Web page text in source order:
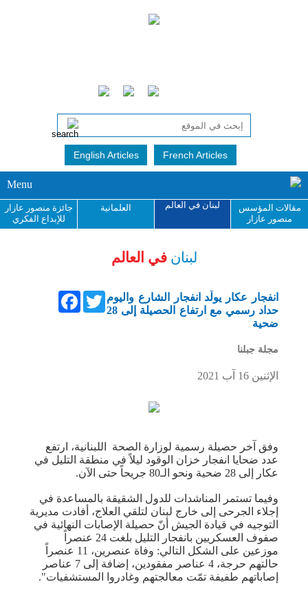
English Articles French Articles
Menu
مقالات المؤسس
منصور عازار
لبنان في العالم العلمانية
جائزة منصور عازار
للإبداع الفكري
لبنان في العالم
FacebookTwitter انفجار عكار يولّد انفجار الشارع واليوم
حداد رسمي مع ارتفاع الحصيلة إلى 28
ضحية
مجلة جبلنا
الإثنين 16 آب 2021
وفق آخر حصيلة رسمية لوزارة الصحة اللبنانية، ارتفع
عدد ضحايا انفجار خزان الوقود ليلاً في منطقة التليل في
عكار إلى 28 ضحية ونحو الـ80 جريحاً حتى الآن.
وفيما تستمر المناشدات للدول الشقيقة بالمساعدة في
إجلاء الجرحى إلى خارج لبنان لتلقي العلاج، أفادت مديرية
التوجيه في قيادة الجيش أنّ حصيلة الإصابات النهائية في
صفوف العسكريين بانفجار التليل بلغت 24 عنصراً
موزعين على الشكل التالي: وفاة عنصرين، 11 عنصراً
حالتهم حرجة، 4 عناصر مفقودين، إضافة إلى 7 عناصر
إصاباتهم طفيفة تمّت معالجتهم وغادروا المستشفيات".